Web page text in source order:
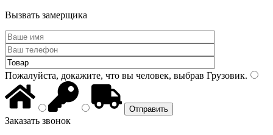
Вызвать замерщика
Пожалуйста, докажите, что вы человек, выбрав Грузовик.
Заказать звонок